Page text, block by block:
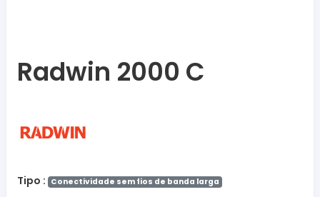
Radwin 2000 C
Tipo : Conectividade sem fios de banda larga